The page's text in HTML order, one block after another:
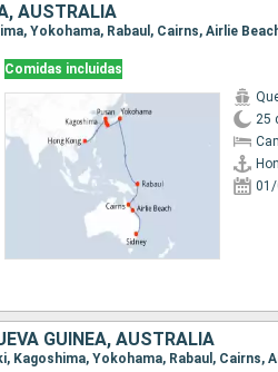
AUSTRALIA
Yokohama, Rabaul, Cairns, Airlie
Comidas incluidas
25
GUINEA, AUSTRALIA
Kagoshima, Yokohama, Rabaul, Cairns,